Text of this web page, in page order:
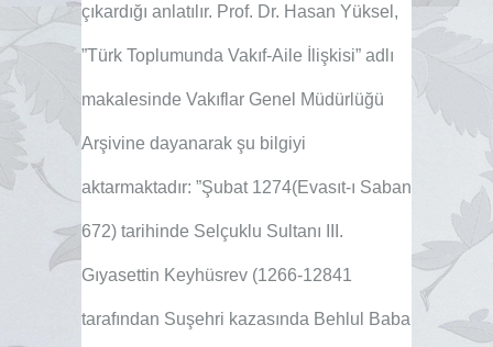
çıkardığı anlatılır. Prof. Dr. Hasan Yüksel,
”Türk Toplumunda Vakıf-Aile İlişkisi” adlı
makalesinde Vakıflar Genel Müdürlüğü
Arşivine dayanarak şu bilgiyi
aktarmaktadır: ”Şubat 1274(Evasıt-ı Saban
672) tarihinde Selçuklu Sultanı III.
Gıyasettin Keyhüsrev (1266-12841
tarafından Suşehri kazasında Behlul Baba